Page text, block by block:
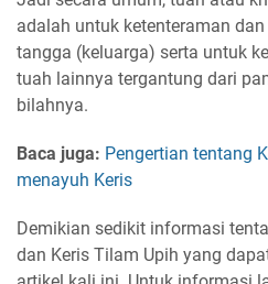
adalah untuk ketenteraman
tangga (keluarga) serta untuk
tuah lainnya tergantung dari
bilahnya.
Baca juga: Pengertian tentang
menayuh Keris
Demikian sedikit informasi
dan Keris Tilam Upih yang